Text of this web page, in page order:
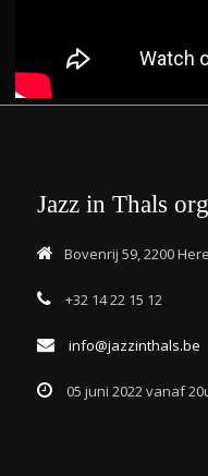
Jazz in Thals
Bovenrij 59, 2200
+32 14 22 15 12
info@jazzinthals.be
05 juni 2022 vanaf